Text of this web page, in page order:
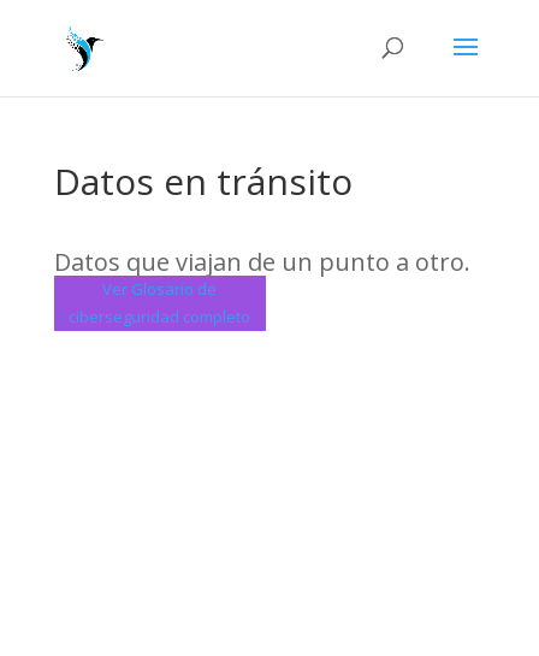
Datos en tránsito
Datos que viajan de un punto a otro.
Ver Glosario de
ciberseguridad completo